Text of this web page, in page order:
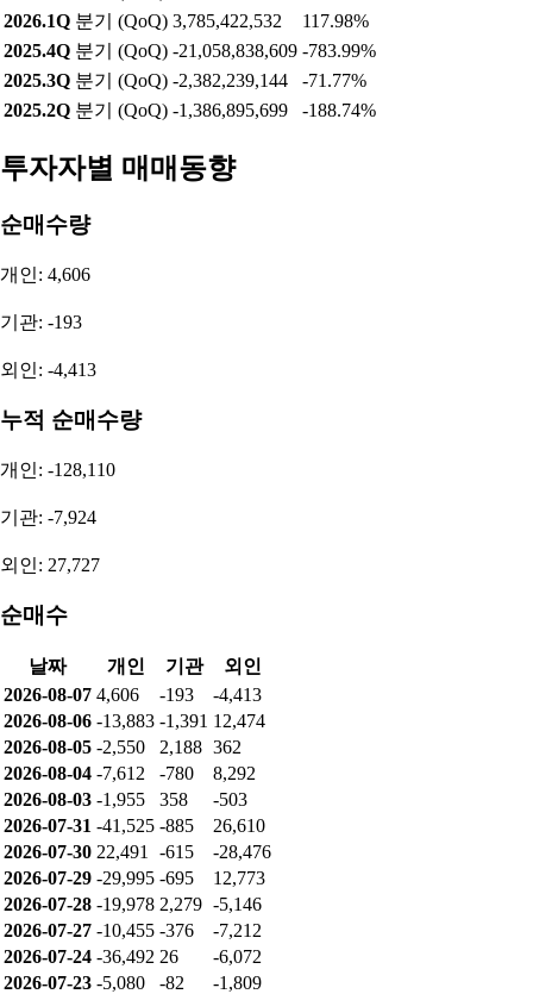
2026.1Q 분기 (QoQ) 3,785,422,532
117.98%
2025.4Q 분기 (QoQ) -21,058,838,609 -783.99%
2025.3Q 분기 (QoQ) -2,382,239,144
-71.77%
2025.2Q 분기 (QoQ) -1,386,895,699 -188.74%
투자자별 매매동향
순매수량
개인: 4,606
기관: -193
외인: -4,413
누적 순매수량
개인: -128,110
기관: -7,924
외인: 27,727
순매수
날짜 개인 기관
외인
2026-08-07 4,606 -193
-4,413
2026-08-06 -13,883 -1,391 12,474
2026-08-05 -2,550 2,188 362
2026-08-04 -7,612 -780
8,292
2026-08-03 -1,955 358
-503
2026-07-31 -41,525 -885
26,610
2026-07-30 22,491 -615
-28,476
2026-07-29 -29,995 -695
12,773
2026-07-28 -19,978 2,279 -5,146
2026-07-27 -10,455 -376
-7,212
2026-07-24 -36,492 26
-6,072
2026-07-23 -5,080 -82
-1,809